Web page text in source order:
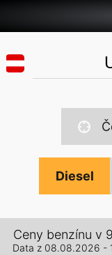
Diesel
Ceny benzínu v
Data z 08.08.2026 -